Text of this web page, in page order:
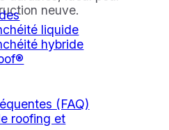
liquide
hybride
(FAQ)
roofing et
neuve.